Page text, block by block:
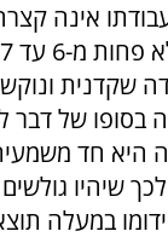
אינה
שקדנית
של דבר
היא חד
שיהיו
במעלה